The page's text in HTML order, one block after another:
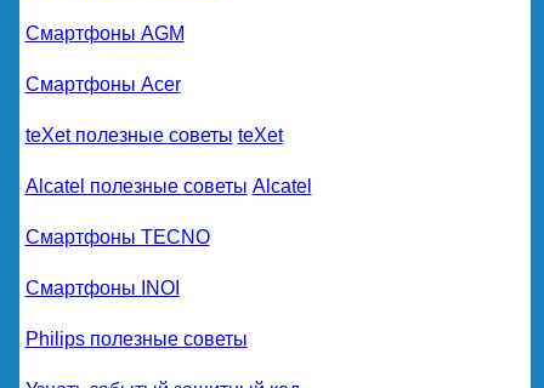
Смартфоны AGM
Смартфоны Acer
teXet полезные советы teXet
Alcatel полезные советы Alcatel
Смартфоны TECNO
Смартфоны INOI
Philips полезные советы